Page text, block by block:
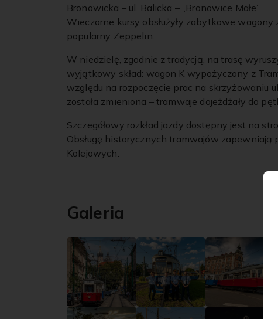
Bronowicka – ul. Balicka – „Bronowice Małe”.
Wieczorne kursy obsłużyły zabytkowe
popularny Zeppelin.
W niedzielę, zgodnie z tradycją, na trasę
wyjątkowy skład: wagon K wypożyczony z
względu na rozpoczęcie prac na skrzyżowaniu
została zmieniona – tramwaje dojeżdżały do
Szczegółowy rozkład jazdy dostępny jest na
Obsługę historycznych tramwajów zapewniają
Kolejowych.
Galeria